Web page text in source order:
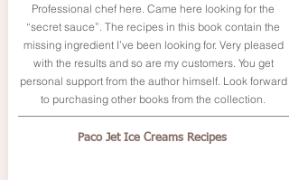
Professional chef here. Came here looking for the
“secret sauce”. The recipes in this book contain the
missing ingredient I’ve been looking for. Very pleased
with the results and so are my customers. You get
personal support from the author himself. Look forward
to purchasing other books from the collection.
Paco Jet Ice Creams Recipes